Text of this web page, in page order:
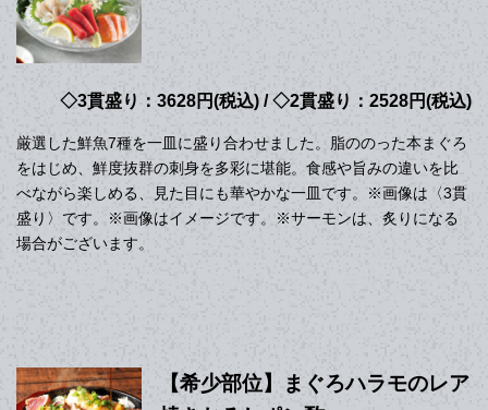
◇3貫盛り：3628円(税込) / ◇2貫盛り：2528円(税込)
厳選した鮮魚7種を一皿に盛り合わせました。脂ののった本まぐろ
をはじめ、鮮度抜群の刺身を多彩に堪能。食感や旨みの違いを比
べながら楽しめる、見た目にも華やかな一皿です。※画像は〈3貫
盛り〉です。※画像はイメージです。※サーモンは、炙りになる
場合がございます。
【希少部位】まぐろハラモのレア